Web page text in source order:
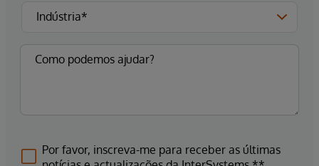
Por favor, inscreva-me para receber as últimas